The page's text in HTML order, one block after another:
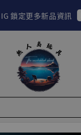
鎖定更多新品資訊